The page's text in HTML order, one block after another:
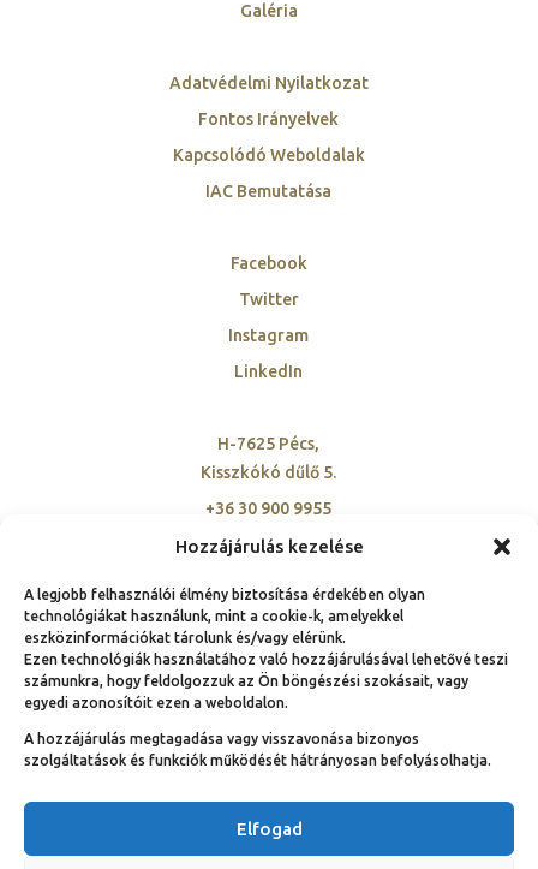
Hozzájárulás kezelése
A legjobb felhasználói élmény biztosítása érdekében olyan
technológiákat használunk, mint a cookie-k, amelyekkel
eszközinformációkat tárolunk és/vagy elérünk.
Ezen technológiák használatához való hozzájárulásával lehetővé teszi
számunkra, hogy feldolgozzuk az Ön böngészési szokásait, vagy
egyedi azonosítóit ezen a weboldalon.
A hozzájárulás megtagadása vagy visszavonása bizonyos
szolgáltatások és funkciók működését hátrányosan befolyásolhatja.
Elfogad
Galéria
Adatvédelmi Nyilatkozat
Fontos Irányelvek
Kapcsolódó Weboldalak
IAC Bemutatása
Facebook
Twitter
Instagram
LinkedIn
H-7625 Pécs,
Kisszkókó dűlő 5.
+36 30 900 9955
szovetseg@ambassadorclub-hu.org
© Copyright 1991 – 2025.
Nemzeti Ambassador Club Magyarország hivatalos
weboldala | Néhány jog fenntartva!